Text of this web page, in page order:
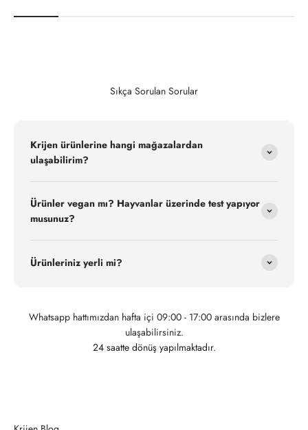
Sıkça Sorulan Sorular
Krijen ürünlerine hangi mağazalardan
ulaşabilirim?
Ürünler vegan mı? Hayvanlar üzerinde test yapıyor
musunuz?
Ürünleriniz yerli mi?
Whatsapp hattımızdan hafta içi 09:00 - 17:00 arasında bizlere
ulaşabilirsiniz.
24 saatte dönüş yapılmaktadır.